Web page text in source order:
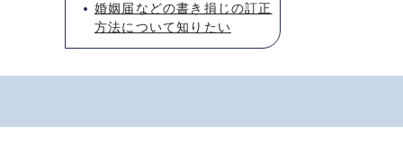
婚姻届などの書き損じの訂正
方法について知りたい